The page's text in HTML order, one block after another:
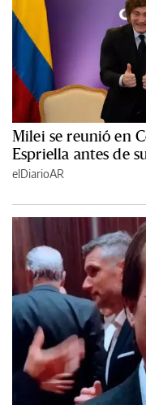
Milei se reunió en
Espriella antes de
elDiarioAR